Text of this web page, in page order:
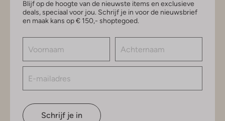
Blijf op de hoogte van de nieuwste items en exclusieve
deals, speciaal voor jou. Schrijf je in voor de nieuwsbrief
en maak kans op € 150,- shoptegoed.
Schrijf je in